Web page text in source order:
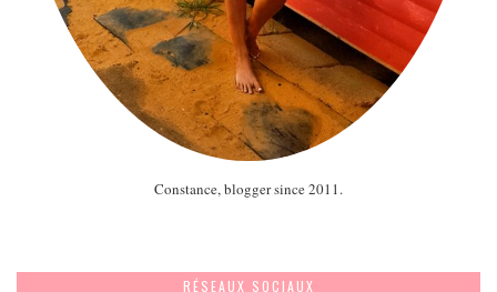
Constance, blogger since 2011.
RÉSEAUX SOCIAUX